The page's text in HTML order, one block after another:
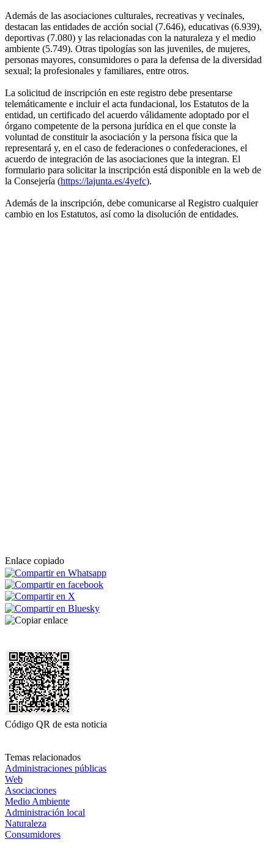
Además de las asociaciones culturales, recreativas y vecinales,
destacan las entidades de acción social (7.646), educativas (6.939),
deportivas (7.080) y las relacionadas con la naturaleza y el medio
ambiente (5.749). Otras tipologías son las juveniles, de mujeres,
personas mayores, consumidores o para la defensa de la diversidad
sexual; la profesionales y familiares, entre otros.
La solicitud de inscripción en este registro debe presentarse
telemáticamente e incluir el acta fundacional, los Estatutos de la
entidad, un certificado del acuerdo válidamente adoptado por el
órgano competente de la persona jurídica en el que conste la
voluntad de constituir la asociación y la persona física que la
representará y, en el caso de federaciones o confederaciones, el
acuerdo de integración de las asociaciones que la integran. El
formulario para solicitar la inscripción está disponible en la web de
la Consejería (https://lajunta.es/4yefc).
Además de la inscripción, debe comunicarse al Registro cualquier
cambio en los Estatutos, así como la disolución de entidades.
Enlace copiado
Código QR de esta noticia
Temas relacionados
Administraciones públicas
Web
Asociaciones
Medio Ambiente
Administración local
Naturaleza
Consumidores